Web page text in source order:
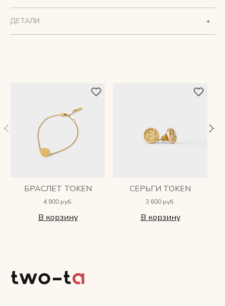
ДЕТАЛИ
БРАСЛЕТ TOKEN
4 900 руб.
В корзину
СЕРЬГИ TOKEN
3 600 руб.
В корзину